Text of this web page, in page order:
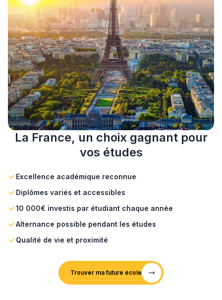
La France, un choix gagnant pour
vos études
Excellence académique reconnue
Diplômes variés et accessibles
10 000€ investis par étudiant chaque année
Alternance possible pendant les études
Qualité de vie et proximité
Trouver ma future école